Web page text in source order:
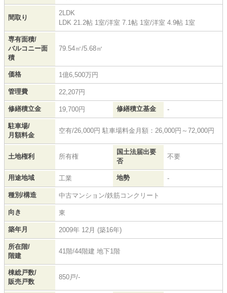
間取り
2LDK
LDK 21.2帖 1室/洋室 7.1帖 1室/洋室 4.9帖 1室
専有面積/
バルコニー面
積
79.54㎡/5.68㎡
価格 1億6,500万円
管理費 22,207円
修繕積立金 19,700円 修繕積立基金 -
駐車場/
月額料金
空有/26,000円 駐車場料金月額：26,000円～72,000円
土地権利 所有権
国土法届出要
否
不要
用途地域 工業 地勢 -
種別/構造 中古マンション/鉄筋コンクリート
向き 東
築年月 2009年 12月 (築16年)
所在階/
階建
41階/44階建 地下1階
棟総戸数/
販売戸数
850戸/-